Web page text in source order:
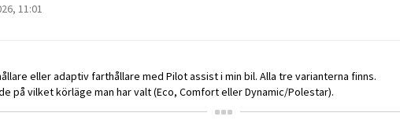
11:01
eller adaptiv farthållare med Pilot assist i min bil. Alla tre varianterna finns.
på vilket körläge man har valt (Eco, Comfort eller Dynamic/Polestar).